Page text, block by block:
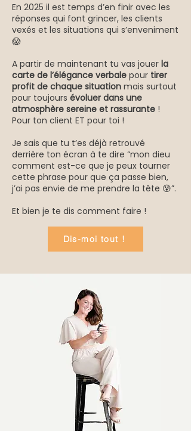
En 2025 il est temps d’en finir avec les
réponses qui font grincer, les clients
vexés et les situations qui s’enveniment
😱
A partir de maintenant tu vas jouer la
carte de l’élégance verbale pour tirer
profit de chaque situation mais surtout
pour toujours évoluer dans une
atmosphère sereine et rassurante !
Pour ton client ET pour toi !
Je sais que tu t’es déjà retrouvé
derrière ton écran à te dire “mon dieu
comment est-ce que je peux tourner
cette phrase pour que ça passe bien,
j’ai pas envie de me prendre la tête 😰”.
Et bien je te dis comment faire !
Dis-moi tout !